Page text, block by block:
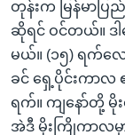
တုန်းက မြန်မာပ
ဆိုရင် ဝင်တယ်။ ဒ
မယ်။ (၁၅) ရက်
ခင် ရှေ့ပိုင်းကာလ
ရက်။ ကျနော်တို့
အဲဒီ မိုးကြိုကာလမှ